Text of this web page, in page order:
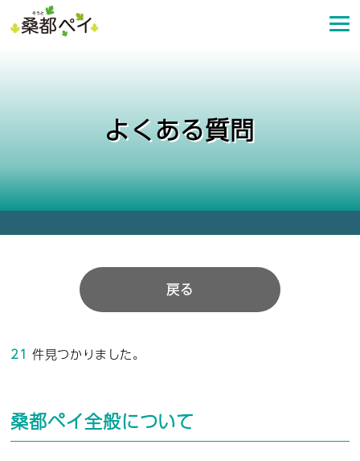
ン
プ
よくある質問
戻る
21 件見つかりました。
桑都ペイ全般について